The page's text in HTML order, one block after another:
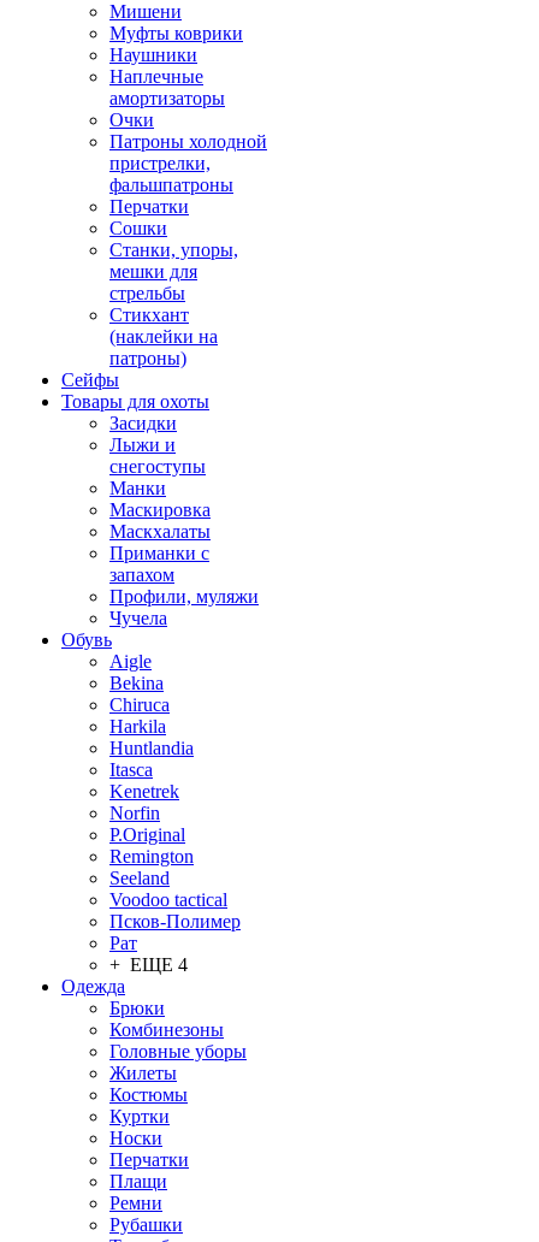
Мишени
Муфты коврики
Наушники
Наплечные
амортизаторы
Очки
Патроны холодной
пристрелки,
фальшпатроны
Перчатки
Сошки
Станки, упоры,
мешки для
стрельбы
Стикхант
(наклейки на
патроны)
Сейфы
Товары для охоты
Засидки
Лыжи и
снегоступы
Манки
Маскировка
Маскхалаты
Приманки с
запахом
Профили, муляжи
Чучела
Обувь
Aigle
Bekina
Chiruсa
Harkila
Huntlandia
Itasca
Kenetrek
Norfin
P.Original
Remington
Seeland
Voodoo tactical
Псков-Полимер
Рат
+ ЕЩЕ 4
Одежда
Брюки
Комбинезоны
Головные уборы
Жилеты
Костюмы
Куртки
Носки
Перчатки
Плащи
Ремни
Рубашки